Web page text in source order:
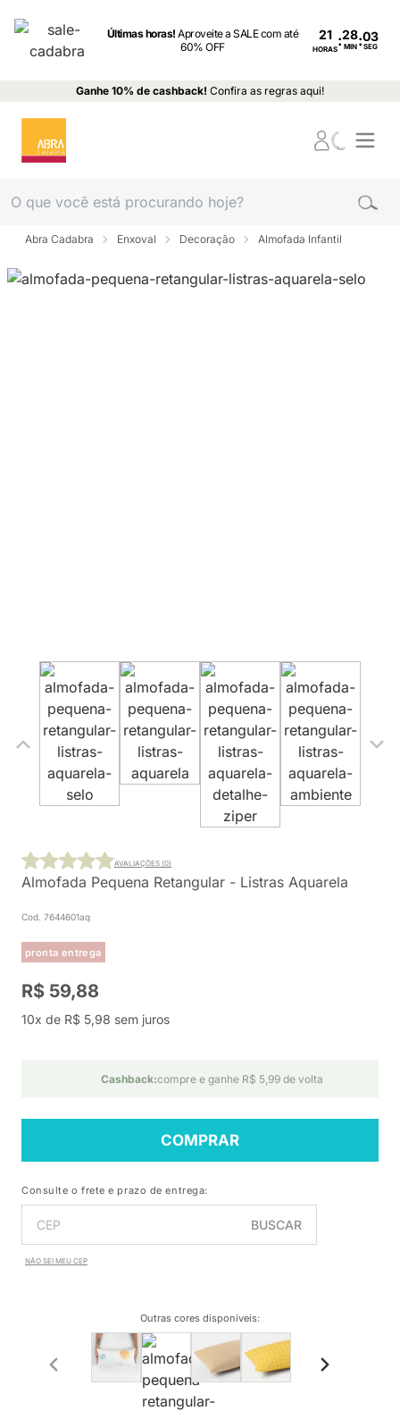
Últimas horas!Aproveite a SALE com até
60% OFF
21
HORAS: MIN : SEG
Ganhe 10% de cashback! Confira as regras aqui!
Abra Cadabra Enxoval Decoração Almofada Infantil
Almofada Pequena Retangular - Listras Aquarela
Cod. 7644601aq
pronta entrega
AVALIAÇÕES (0)
R$ 59,88
10x de R$ 5,98 sem juros
Cashback:compre e ganhe R$ 5,99 de volta
COMPRAR
Consulte o frete e prazo de entrega:
BUSCAR
NÃO SEI MEU CEP
Outras cores disponíveis: